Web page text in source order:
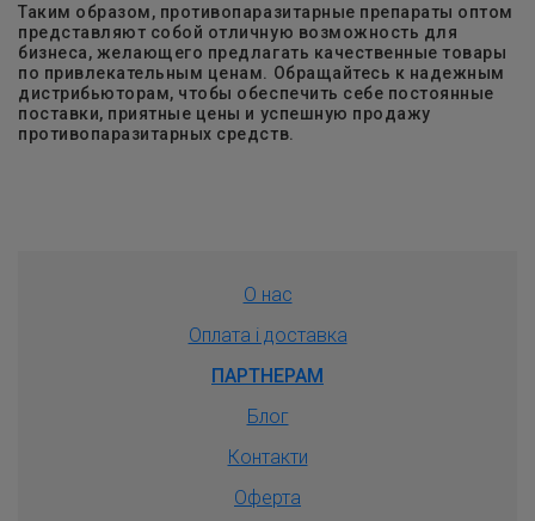
Таким образом, противопаразитарные препараты оптом
представляют собой отличную возможность для
бизнеса, желающего предлагать качественные товары
по привлекательным ценам. Обращайтесь к надежным
дистрибьюторам, чтобы обеспечить себе постоянные
поставки, приятные цены и успешную продажу
противопаразитарных средств.
О нас
Оплата і доставка
ПАРТНЕРАМ
Блог
Контакти
Оферта